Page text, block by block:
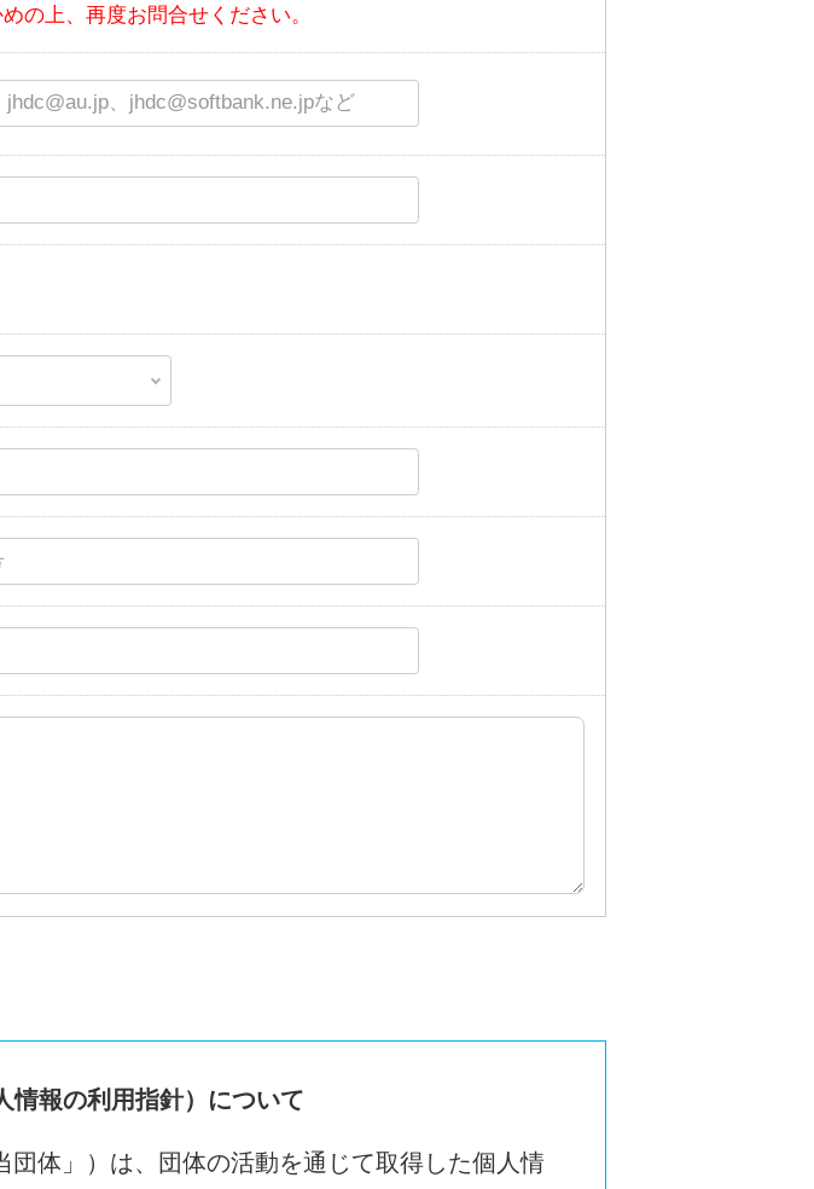
の上、再度お問合せください。
情報の利用指針）について
体」）は、団体の活動を通じて取得した個人情